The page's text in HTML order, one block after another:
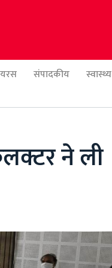
संपादकीय स्वास्थ्य
ने ली